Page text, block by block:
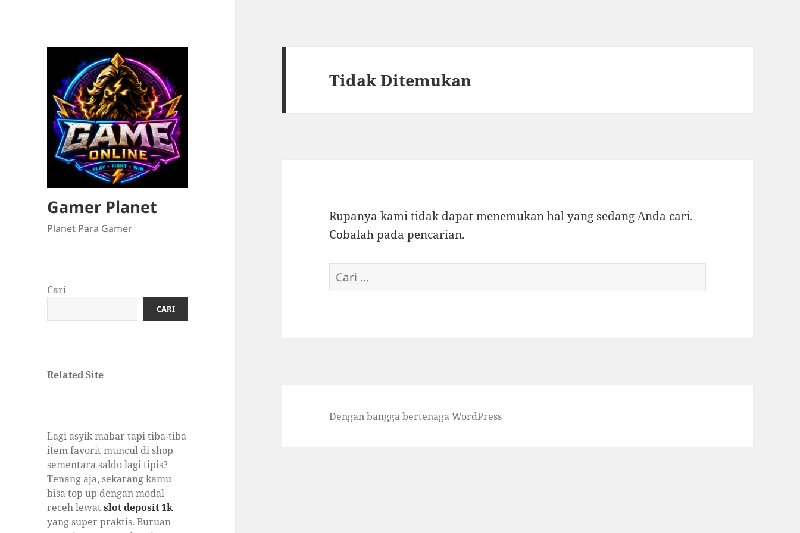
Gamer Planet
Planet Para Gamer
Cari
CARI
Related Site
Lagi asyik mabar tapi tiba-tiba
item favorit muncul di shop
sementara saldo lagi tipis?
Tenang aja, sekarang kamu
bisatop up dengan modal
receh lewatslot deposit 1k
yang super praktis. Buruan
Tidak Ditemukan
Rupanya kami tidak dapat menemukan hal yang sedang Anda cari.
Cobalah pada pencarian.
Cari
untuk:
Dengan bangga bertenaga WordPress